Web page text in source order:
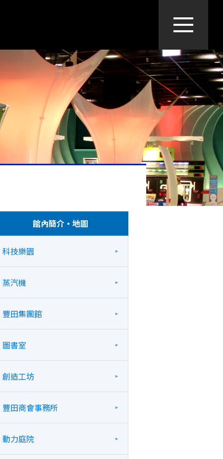
館內簡介・地圖
科技樂園
蒸汽機
豐田集團館
圖書室
創造工坊
豐田商會事務所
動力庭院